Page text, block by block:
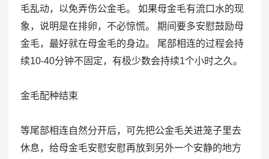
毛乱动，以免弄伤公金毛。 如果母金毛有流口水的现
象，说明是在排卵，不必惊慌。 期间要多安慰鼓励母
金毛，最好就在母金毛的身边。 尾部相连的过程会持
续10-40分钟不固定，有极少数会持续1个小时之久。
金毛配种结束
等尾部相连自然分开后，可先把公金毛关进笼子里去
休息，给母金毛安慰安慰再放到另外一个安静的地方